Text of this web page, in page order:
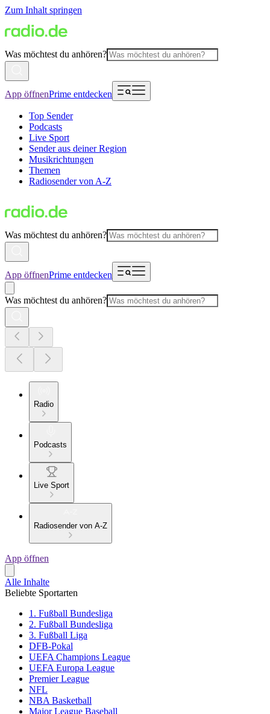
Zum Inhalt springen
Was möchtest du anhören?
App öffnenPrime entdecken
Top Sender
Podcasts
Live Sport
Sender aus deiner Region
Musikrichtungen
Themen
Radiosender von A-Z
Was möchtest du anhören?
App öffnenPrime entdecken
Was möchtest du anhören?
Radio
Podcasts
Live Sport
Radiosender von A-Z
App öffnen
Alle Inhalte
Beliebte Sportarten
1. Fußball Bundesliga
2. Fußball Bundesliga
3. Fußball Liga
DFB-Pokal
UEFA Champions League
UEFA Europa League
Premier League
NFL
NBA Basketball
Major League Baseball